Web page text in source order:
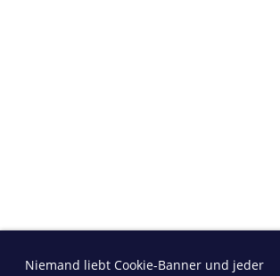
Niemand liebt Cookie-Banner und jeder